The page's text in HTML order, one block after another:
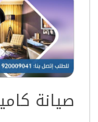
صيانة